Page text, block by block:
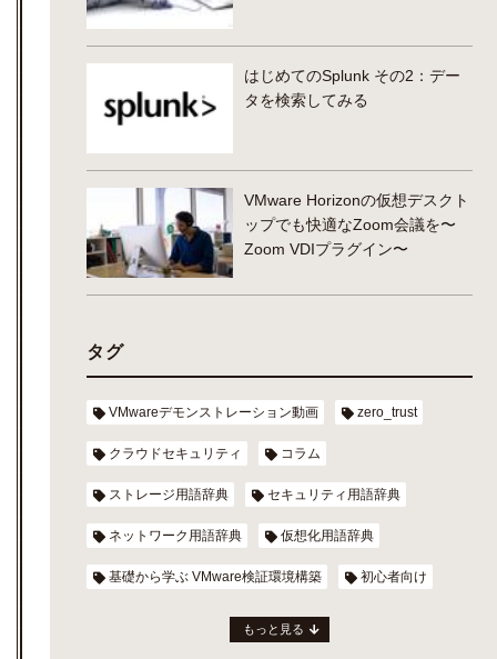
はじめてのSplunk その2：デー
タを検索してみる
VMware Horizonの仮想デスクト
ップでも快適なZoom会議を〜
Zoom VDIプラグイン〜
タグ
VMwareデモンストレーション動画 zero_trust
クラウドセキュリティ コラム
ストレージ用語辞典 セキュリティ用語辞典
ネットワーク用語辞典 仮想化用語辞典
基礎から学ぶ VMware検証環境構築 初心者向け
もっと見る